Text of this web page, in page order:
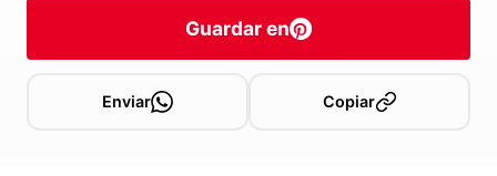
Guardar en
Enviar Copiar